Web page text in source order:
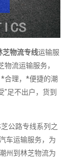
芝物流专线运输服
流运输服务，
合理，*便捷的潮
"足不出户，货到
公路专线系列之
车运输服务，为
州到林芝物流为